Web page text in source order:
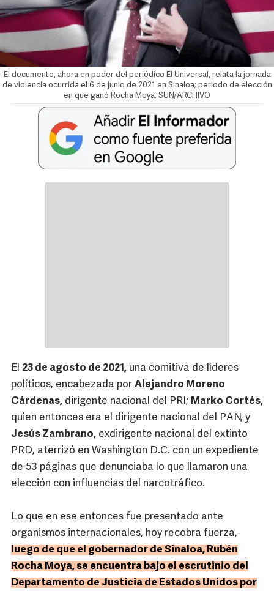
El documento, ahora en poder del periódico El Universal, relata la jornada
de violencia ocurrida el 6 de junio de 2021 en Sinaloa; periodo de elección
en que ganó Rocha Moya. SUN/ARCHIVO
El 23 de agosto de 2021, una comitiva de líderes
políticos, encabezada por Alejandro Moreno
Cárdenas, dirigente nacional del PRI; Marko Cortés,
quien entonces era el dirigente nacional del PAN, y
Jesús Zambrano, exdirigente nacional del extinto
PRD, aterrizó en Washington D.C. con un expediente
de 53 páginas que denunciaba lo que llamaron una
elección con influencias del narcotráfico.
Lo que en ese entonces fue presentado ante
organismos internacionales, hoy recobra fuerza,
luego de que el gobernador de Sinaloa, Rubén
Rocha Moya, se encuentra bajo el escrutinio del
Departamento de Justicia de Estados Unidos por